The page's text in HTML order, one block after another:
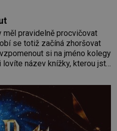
měl pravidelně procvičovat
se totiž začíná zhoršovat
si na jméno kolegy
název knížky, kterou jste